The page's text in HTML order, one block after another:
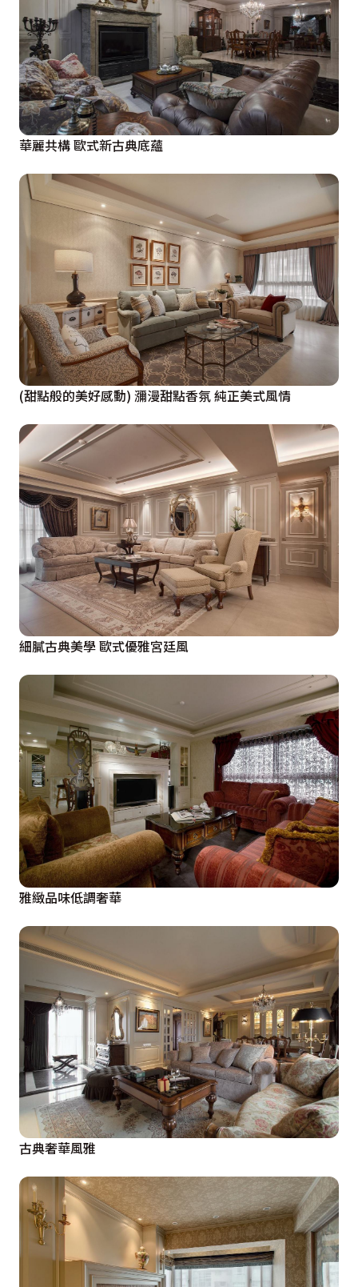
華麗共構 歐式新古典底蘊
(甜點般的美好感動) 瀰漫甜點香氛 純正美式風情
細膩古典美學 歐式優雅宮廷風
雅緻品味低調奢華
古典奢華風雅